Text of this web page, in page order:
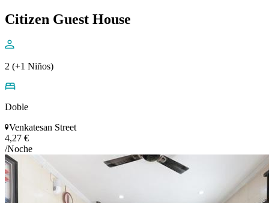
Citizen Guest House
2 (+1 Niños)
Doble
Venkatesan Street
4,27 €
/Noche